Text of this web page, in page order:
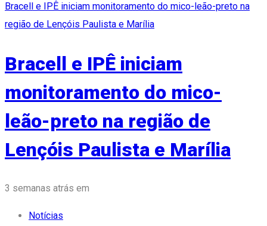
Bracell e IPÊ iniciam monitoramento do mico-leão-preto na
região de Lençóis Paulista e Marília
Bracell e IPÊ iniciam
monitoramento do mico-
leão-preto na região de
Lençóis Paulista e Marília
3 semanas atrás em
Notícias